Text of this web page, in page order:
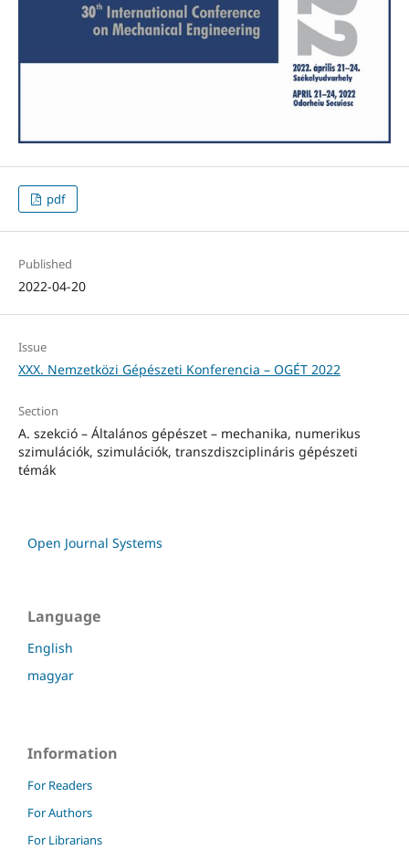
pdf
Published
2022-04-20
Issue
XXX. Nemzetközi Gépészeti Konferencia – OGÉT 2022
Section
A. szekció – Általános gépészet – mechanika, numerikus
szimulációk, szimulációk, transzdiszciplináris gépészeti
témák
Open Journal Systems
Language
English
magyar
Information
For Readers
For Authors
For Librarians